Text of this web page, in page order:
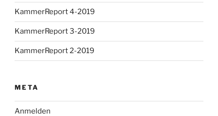
KammerReport 4-2019
KammerReport 3-2019
KammerReport 2-2019
META
Anmelden